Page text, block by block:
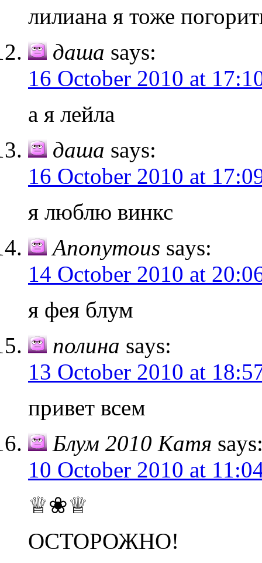
лилиана я тоже
даша says:
16 October 2010 at
а я лейла
даша says:
16 October 2010 at
я люблю винкс
Anonymous says:
14 October 2010 at
я фея блум
полина says:
13 October 2010 at
привет всем
Блум 2010 Катя
10 October 2010 at
♕❀♕
ОСТОРОЖНО!